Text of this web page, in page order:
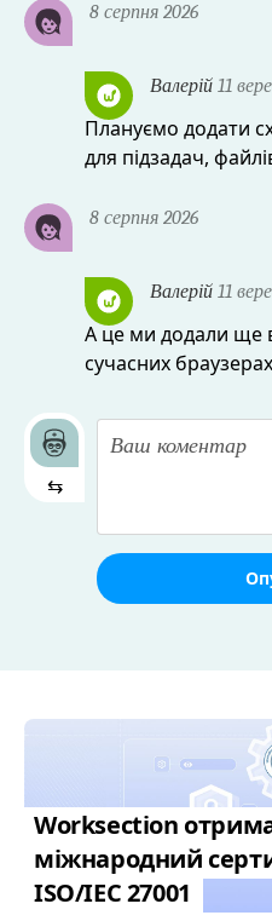
8 серпня 2026
Валерій 11
Плануємо додати
для підзадач,
8 серпня 2026
Валерій 11
А це ми додали ще
сучасних
⇆
Worksection
міжнародний
ISO/IEC 27001